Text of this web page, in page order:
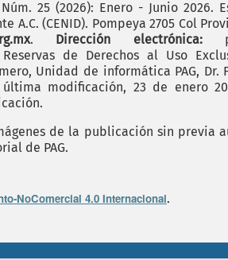
25 (2026): Enero - Junio 2026.
(CENID). Pompeya 2705 Col
. Dirección electrónica:
de Derechos al Uso
Unidad de informática PAG, Dr.
última modificación, 23 de enero
de la publicación sin previa
de PAG.
NoComercial 4.0 Internacional.